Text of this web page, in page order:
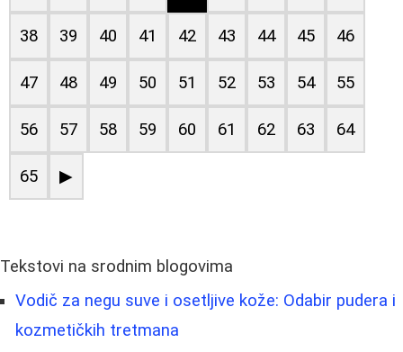
38 39 40 41 42 43 44 45 46
47 48 49 50 51 52 53 54 55
56 57 58 59 60 61 62 63 64
65 ▶
Tekstovi na srodnim blogovima
Vodič za negu suve i osetljive kože: Odabir pudera i
kozmetičkih tretmana